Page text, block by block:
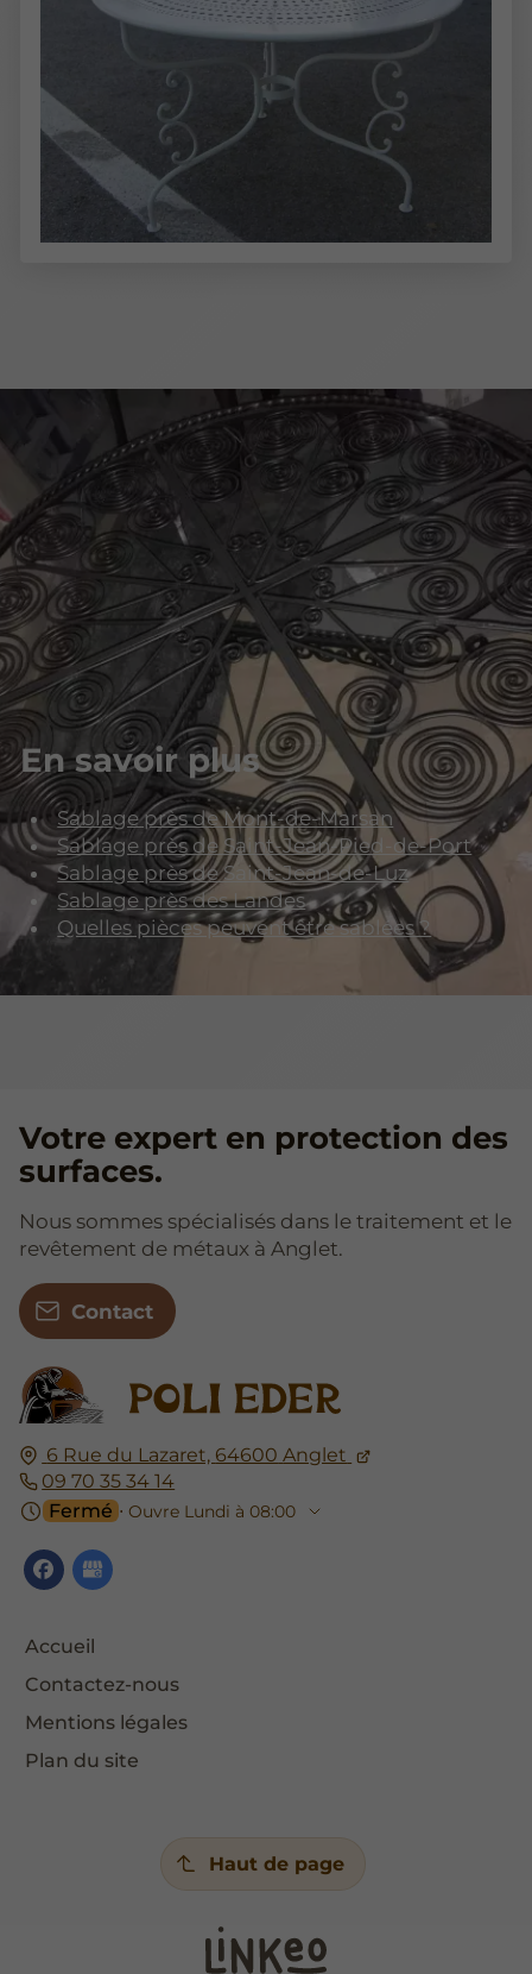
En savoir plus
Sablage près de Mont-de-Marsan
Sablage près de Saint-Jean-Pied-de-Port
Sablage près de Saint-Jean-de-Luz
Sablage près des Landes
Quelles pièces peuvent être sablées ?
6 Rue du Lazaret, 64600 Anglet
09 70 35 34 14
Fermé ⋅ Ouvre Lundi à 08:00
Accueil
Contactez-nous
Mentions légales
Plan du site
Votre expert en protection des
surfaces.
Nous sommes spécialisés dans le traitement et le
revêtement de métaux à Anglet.
Contact
Haut de page